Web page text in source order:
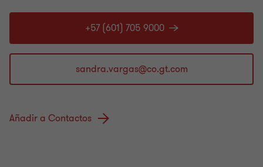
+57 (601) 705 9000
Añadir a Contactos